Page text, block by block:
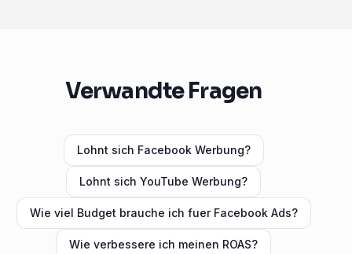
Verwandte Fragen
Lohnt sich Facebook Werbung?
Lohnt sich YouTube Werbung?
Wie viel Budget brauche ich fuer Facebook Ads?
Wie verbessere ich meinen ROAS?